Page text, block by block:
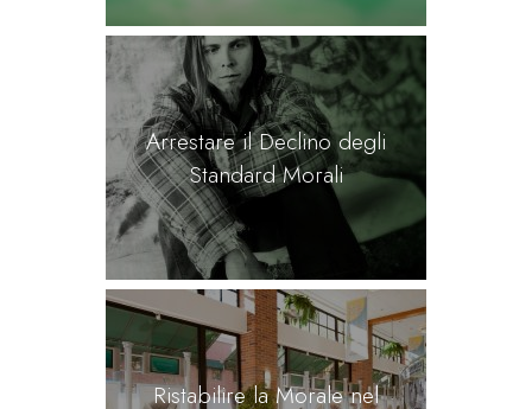
Arrestare il Declino degli
Standard Morali
Ristabilire la Morale nel